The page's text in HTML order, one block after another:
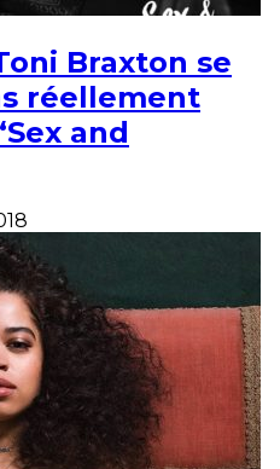
Braxton se
réellement
and